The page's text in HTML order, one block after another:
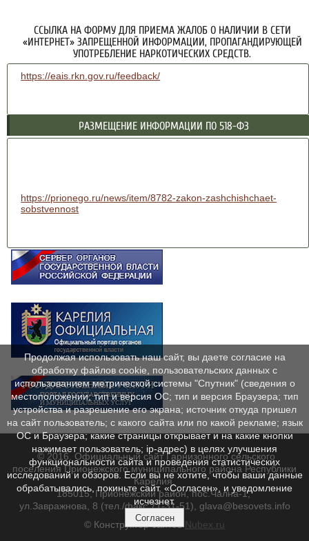
ССЫЛКА НА ФОРМУ ДЛЯ ПРИЕМА ЖАЛОБ О НАЛИЧИИ В СЕТИ
«ИНТЕРНЕТ» ЗАПРЕЩЕННОЙ ИНФОРМАЦИИ, ПРОПАГАНДИРУЮЩЕЙ
УПОТРЕБЛЕНИЕ НАРКОТИЧЕСКИХ СРЕДСТВ.
https://eais.rkn.gov.ru/feedback/
РАЗМЕЩЕНИЕ ИНФОРМАЦИИ ПО 518-ФЗ
https://prionego.ru/news/item/8782-zakon-zashchishchaet-
sobstvennost
© 2016. Официальный сайт Гарнизонного сельского
поселения Прионежского муниципального района Республики
Карелия.
185015, Прионежский район, пос.Чална-1,
ул.Завражнова, 8 (тел./факс 71-31-51), glava@besovets.info
© Конструктор сайтовNubex.ru
Продолжая использовать наш сайт, вы даете согласие на
обработку файлов cookie, пользовательских данных с
использованием метрической системы "Спутник" (сведения о
местоположении; тип и версия ОС; тип и версия Браузера; тип
устройства и разрешение его экрана; источник откуда пришел
на сайт пользователь; с какого сайта или по какой рекламе; язык
ОС и Браузера; какие страницы открывает и на какие кнопки
нажимает пользователь; ip-адрес) в целях улучшения
функциональности сайта и проведения статистических
исследований и обзоров. Если вы не хотите, чтобы ваши данные
обрабатывались, покиньте сайт. «Согласен», и уведомление
исчезнет.
Согласен